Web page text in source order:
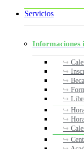
Servicios
Informaciones